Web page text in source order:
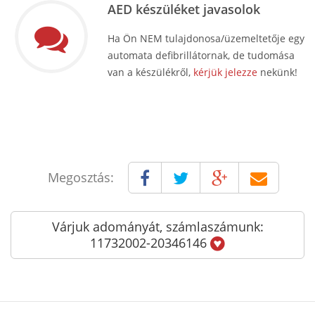
AED készüléket javasolok
Ha Ön NEM tulajdonosa/üzemeltetője egy
automata defibrillátornak, de tudomása
van a készülékről, kérjük jelezze nekünk!
Megosztás:
Várjuk adományát, számlaszámunk:
11732002-20346146